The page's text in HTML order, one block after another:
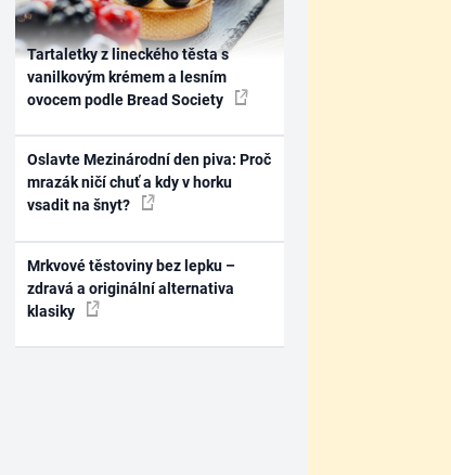
Tartaletky z lineckého těsta s
vanilkovým krémem a lesním
ovocem podle Bread Society
Oslavte Mezinárodní den piva: Proč
mrazák ničí chuť a kdy v horku
vsadit na šnyt?
Mrkvové těstoviny bez lepku –
zdravá a originální alternativa
klasiky